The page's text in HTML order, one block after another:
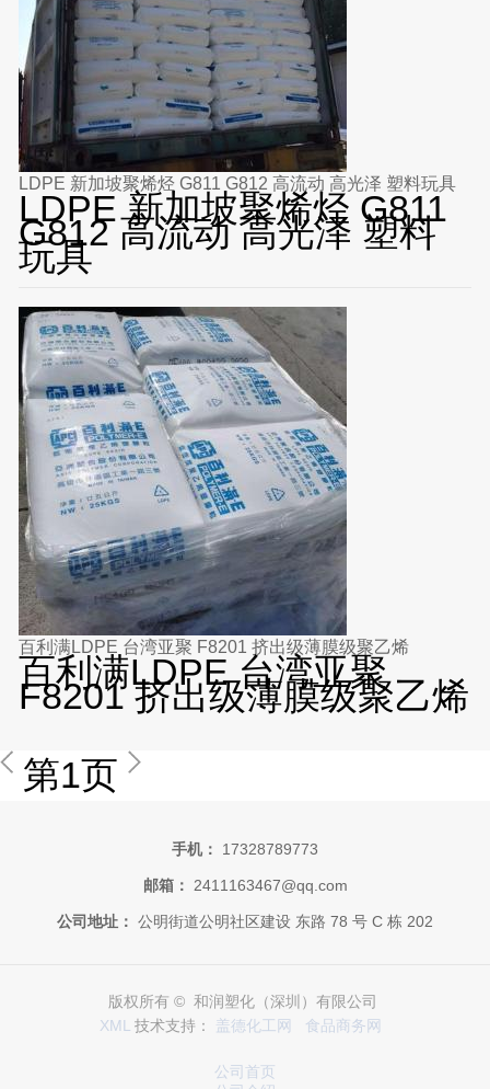
LDPE 新加坡聚烯烃 G811 G812 高流动 高光泽 塑料玩具
LDPE 新加坡聚烯烃 G811
G812 高流动 高光泽 塑料
玩具
百利满LDPE 台湾亚聚 F8201 挤出级薄膜级聚乙烯
百利满LDPE 台湾亚聚
F8201 挤出级薄膜级聚乙烯
第1页
手机： 17328789773
邮箱： 2411163467@qq.com
公司地址： 公明街道公明社区建设 东路 78 号 C 栋 202
版权所有 © 和润塑化（深圳）有限公司
XML
技术支持： 盖德化工网 食品商务网
公司首页